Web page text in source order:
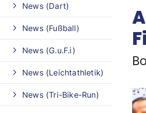
News (Dart)
News (Fußball)
News (G.u.F.i)
News (Leichtathletik)
News (Tri-Bike-Run)
Sportangebote finden
Unser Sportangebot
Sportangebot A-Z